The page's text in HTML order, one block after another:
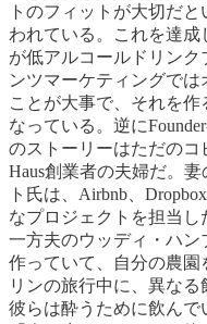
トのフィットが大切だ
われている。これを達
が低アルコールドリンク
ンツマーケティングで
ことが大事で、それを作
なっている。逆に
のストーリーはただのコ
Haus創業者の夫婦だ。
ト氏は、Airbnb、
なプロジェクトを担当し
一方夫のウッディ・ハ
作っていて、自分の農
リンの旅行中に、異なる
彼らは酔うために飲んで